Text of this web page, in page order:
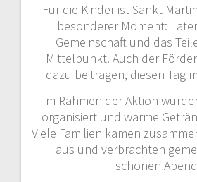
Für die Kinder ist Sankt
besonderer Moment:
Gemeinschaft und das
Mittelpunkt. Auch der
dazu beitragen, diesen Tag
Im Rahmen der Aktion
organisiert und warme
Viele Familien kamen
aus und verbrachten
schönen